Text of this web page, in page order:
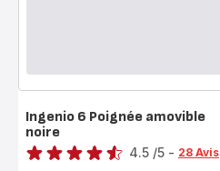
Ingenio 6 Poignée amovible
noire
Note
4.5 /5 - 28 Avis